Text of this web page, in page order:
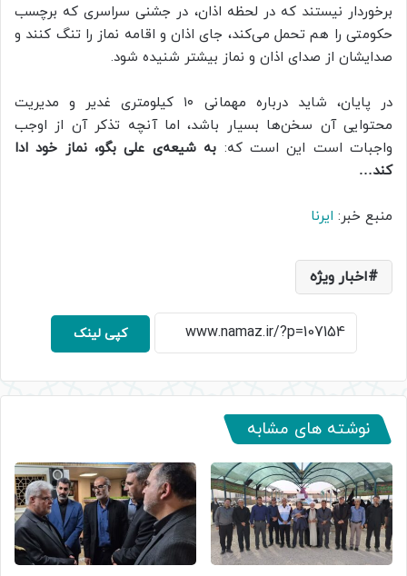
برخوردار نیستند که در لحظه اذان، در جشنی سراسری که برچسب
حکومتی را هم تحمل می‌کند، جای اذان و اقامه نماز را تنگ کنند و
صدایشان از صدای اذان و نماز بیشتر شنیده شود.
در پایان، شاید درباره مهمانی ۱۰ کیلومتری غدیر و مدیریت
محتوایی آن سخن‌ها بسیار باشد، اما آنچه تذکر آن از اوجب
واجبات است این است که: به شیعه‌ی علی بگو، نماز خود ادا
کند…
منبع خبر: ایرنا
اخبار ویژه
کپی لینک
نوشته های مشابه